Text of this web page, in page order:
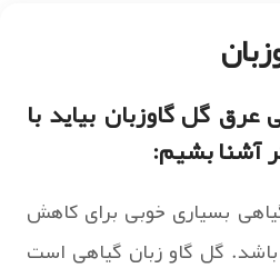
عرق گل گاوزبان بیاید با
آشنا بشیم:
بسیاری خوبی برای کاهش
گل گاو زبان گیاهی است